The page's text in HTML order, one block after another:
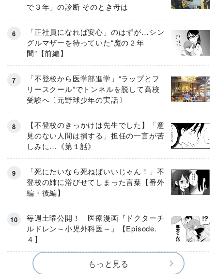
で３年」の診断 そのとき母は
「正社員になれば安心」のはずが…シン
グルマザーを待っていた“魔の２年
間”【前編】
「不登校から医学部進学」“ラップとフ
リースクール”でトンネルを脱して高校
受験へ〔元野球少年の実話〕
【不登校のきっかけは先生でした】「意
見のない人間は損する」担任の一言が苦
しみに…《第１話》
「死にたいなら死ねばいいじゃん！」不
登校の姉に浴びせてしまった言葉【番外
編・後編】
毎週土曜公開！ 医療漫画『ドクターチ
ルドレン～小児外科医～』【Episode.
４】
もっと見る